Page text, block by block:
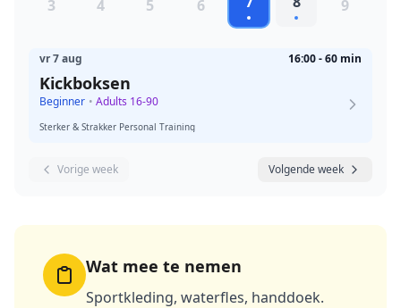
3 4 5 6 9
vr 7 aug 16:00 - 60 min
Kickboksen
Beginner • Adults 16-90
Sterker & Strakker Personal Training
Vorige week Volgende week
Wat mee te nemen
Sportkleding, waterfles, handdoek.